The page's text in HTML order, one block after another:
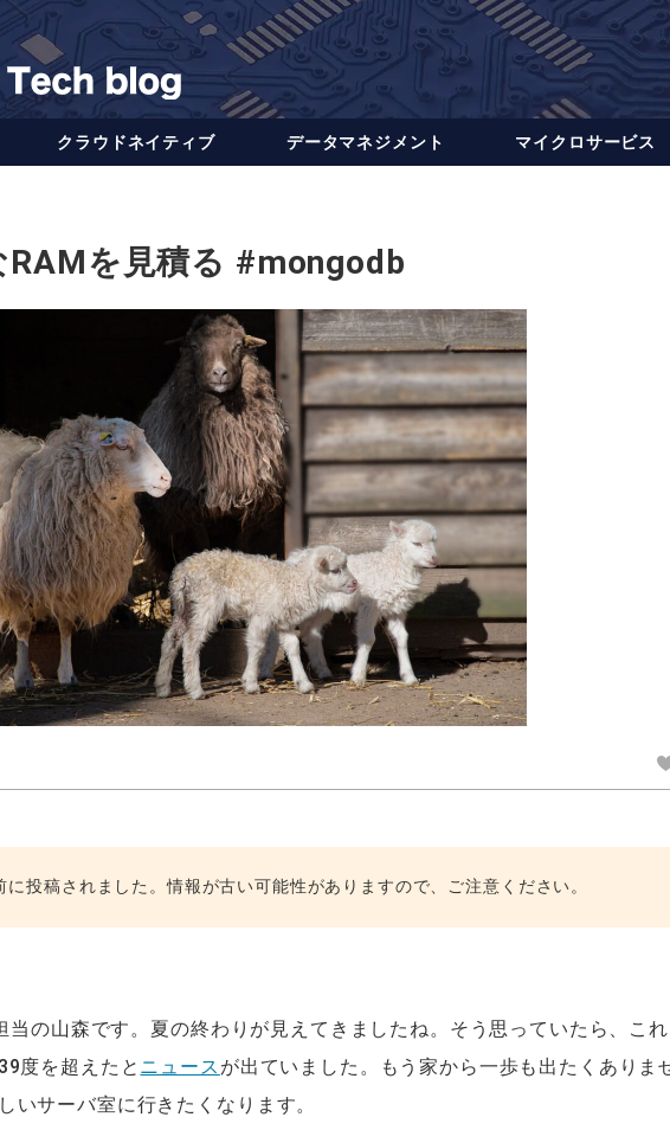
クラウドネイティブ データ​​マネジメント マイクロサービス
を見積る #mongodb
投稿されました。情報が古い可能性がありますので、ご注意ください。
の山森です。夏の終わりが見えてきましたね。そう思っていたら、こ
度を超えたと ニュース が出ていました。もう家から一歩も出たくありま
いサーバ室に行きたくなります。